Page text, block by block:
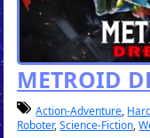
METROID
Action-Adventure,
Roboter,Science-Fiction,